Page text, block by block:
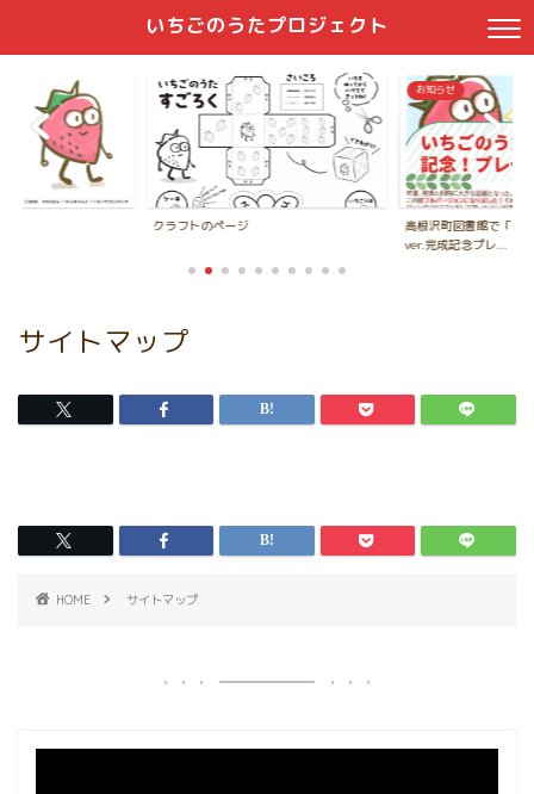
いちごのうたプロジェクト
クラフトのページ
お知らせ
高根沢町図書館で「い
ver.完成記念プレ...
サイトマップ
HOME サイトマップ